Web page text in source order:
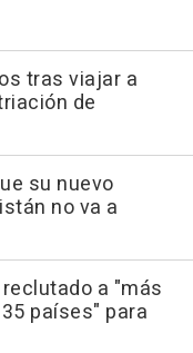
tras viajar a
de
su nuevo
no va a
a "más
países" para